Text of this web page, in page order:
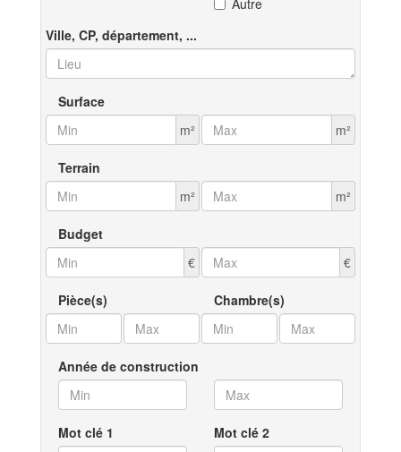
Autre
Ville, CP, département, ...
Surface
m²
m²
Terrain
m²
m²
Budget
€
€
Pièce(s) Chambre(s)
Année de construction
Mot clé 1 Mot clé 2